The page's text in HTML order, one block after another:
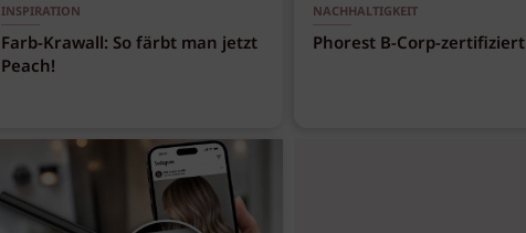
INSPIRATION
Farb-Krawall: So färbt man jetzt
Peach!
NACHHALTIGKEIT
Phorest B-Corp-zertifiziert